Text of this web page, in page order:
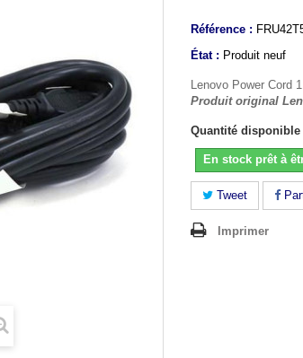
Référence :
État : Produit neuf
Lenovo Power Cord
Produit original
Quantité
En stock prêt à
Tweet
Imprimer